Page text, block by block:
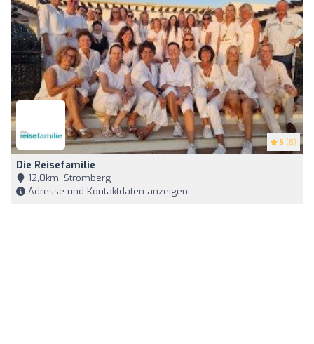
5 (8)
Die Reisefamilie
12,0km, Stromberg
Adresse und Kontaktdaten anzeigen